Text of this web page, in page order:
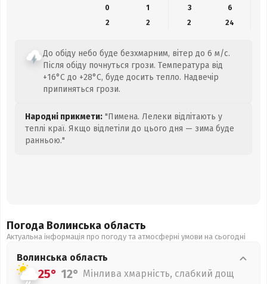
0
1 3
6
2
2 2 24
До обіду небо буде безхмарним, вітер до 6 м/с.
Після обіду почнуться грози. Температура від
+16°C до +28°C, буде досить тепло. Надвечір
припиняться грози.
Народні прикмети: "Пимена. Лелеки відлітають у
теплі краї. Якщо відлетіли до цього дня — зима буде
ранньою."
Погода Волинська область
Актуальна інформація про погоду та атмосферні умови на сьогодні
Волинська область
25° 12° Мінлива хмарність, слабкий дощ